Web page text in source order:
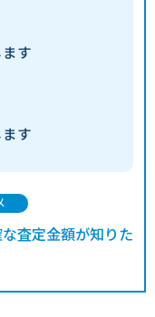
す
す
査定金額が知りた